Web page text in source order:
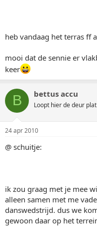
heb vandaag het terras ff
mooi dat de sennie er
keer
B bettus accu
Loopt hier de deur plat
24 apr 2010
@ schuitje:
ik zou graag met je mee
alleen samen met me
danswedstrijd. dus we
gewoon daar op het